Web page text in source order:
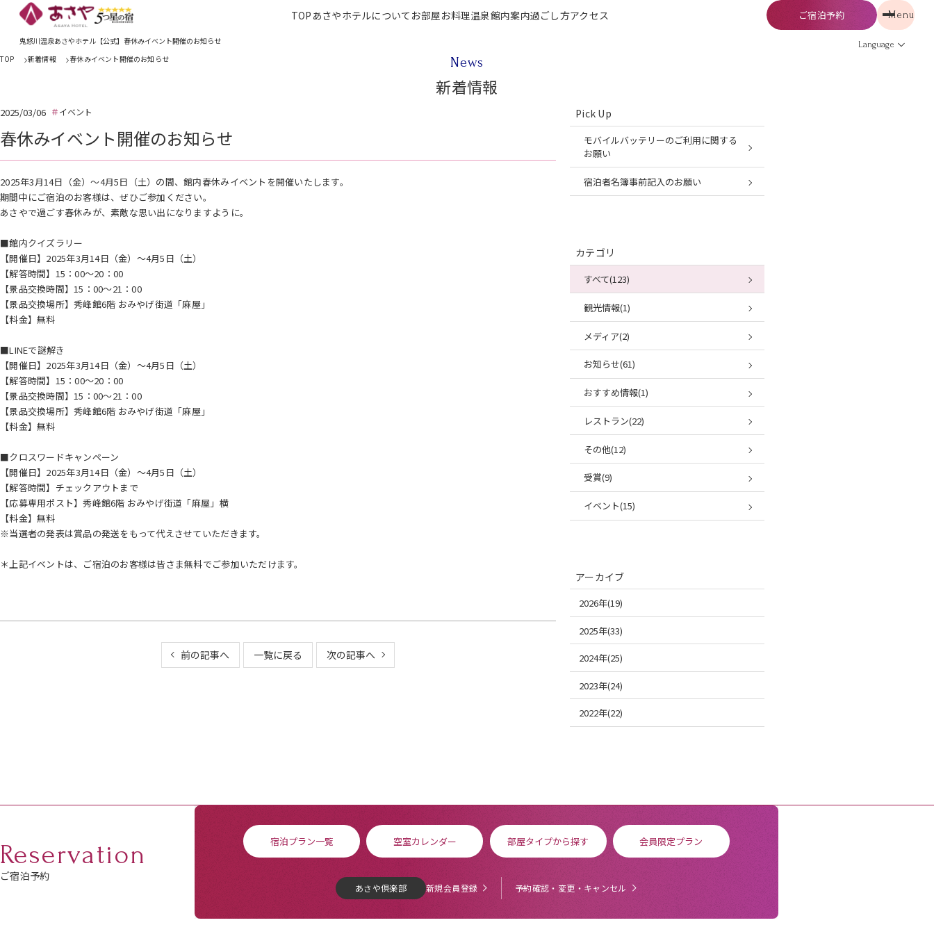
TOP あさやホテルについて お部屋お料理温泉館内案内過ごし方アクセス ご宿泊予約 Menu
鬼怒川温泉あさやホテル【公式】春休みイベント開催のお知らせ Language
TOP 新着情報 春休みイベント開催のお知らせ News
新着情報
2025/03/06 イベント
春休みイベント開催のお知らせ
2025年3月14日（金）～4月5日（土）の間、館内春休みイベントを開催いたします。
期間中にご宿泊のお客様は、ぜひご参加ください。
あさやで過ごす春休みが、素敵な思い出になりますように。
■館内クイズラリー
【開催日】2025年3月14日（金）～4月5日（土）
【解答時間】15：00～20：00
【景品交換時間】15：00～21：00
【景品交換場所】秀峰館6階 おみやげ街道「麻屋」
【料金】無料
■LINEで謎解き
【開催日】2025年3月14日（金）～4月5日（土）
【解答時間】15：00～20：00
【景品交換時間】15：00～21：00
【景品交換場所】秀峰館6階 おみやげ街道「麻屋」
【料金】無料
■クロスワードキャンペーン
【開催日】2025年3月14日（金）～4月5日（土）
【解答時間】チェックアウトまで
【応募専用ポスト】秀峰館6階 おみやげ街道「麻屋」横
【料金】無料
※当選者の発表は賞品の発送をもって代えさせていただきます。
＊上記イベントは、ご宿泊のお客様は皆さま無料でご参加いただけます。
前の記事へ 一覧に戻る 次の記事へ
Pick Up
モバイルバッテリーのご利用に関する
お願い
宿泊者名簿事前記入のお願い
カテゴリ
すべて(123)
観光情報(1)
メディア(2)
お知らせ(61)
おすすめ情報(1)
レストラン(22)
その他(12)
受賞(9)
イベント(15)
アーカイブ
2026年(19)
2025年(33)
2024年(25)
2023年(24)
2022年(22)
Reservation
ご宿泊予約
宿泊プラン一覧 空室カレンダー 部屋タイプから探す 会員限定プラン
あさや倶楽部 新規会員登録 予約確認・変更・キャンセル